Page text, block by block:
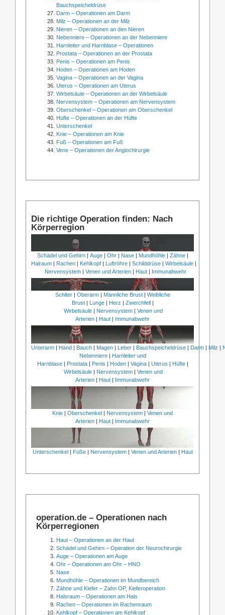
Bauchspeicheldrüse
Darm – Operationen am Darm
Milz – Operationen an der Milz
Nieren – Operationen an den Nieren
Nebenniere – Operationen an der Nebenniere
Harnleiter und Harnblase – Operationen
Prostata – Operationen an der Prostata
Penis – Operationen am Penis
Hoden – Operationen am Hoden
Vagina – Operationen an der Vagina
Uterus – Operationen am Uterus
Wirbelsäule – Operationen an der Wirbelsäule
Nervensystem – Operationen am Nervensystem
Oberschenkel – Operationen am Oberschenkel
Hüfte – Operationen an der Hüfte
Unterschenkel
Knie – Operationen am Knie
Fuß – Operationen am Fuß
Vene – Operationen der Angiochirurgie
Die richtige Operation finden: Nach
Körperregion
Schädel und Gehirn| Auge| Ohr| Nase| Mundhöhle| Zähne|
Halraum | Rachen | Kehlkopf | Luftröhre | Schilddrüse | Wirbelsäule |
Nervensystem | Venen und Arterien | Haut | Immunabwehr
Schlter| Oberarm| Männliche Brust| Weibliche
Brust| Lunge| Herz Zwerchfell
Wirbelsäule
Nervensystem
Venen und
Arterien
Haut Immunabwehr
Unterarm Hand Bauch Magen Leber Bauchspeicheldrüse Darm Milz
Nebenniere|
Harnleiter und
Harnblase| Prostata| Penis Hoden| Vagina| Uterus Hüfte|
Wirbelsäule
Nervensystem
Venen und
Arterien
Haut Immunabwehr
Knie | Oberschenkel | Nervensystem | Venen und
Arterien | Haut | Immunabwehr
Unterschenkel| Füße| Nervensystem| Venen und Arterien| Haut
operation.de – Operationen nach
Körperregionen
Haut – Operationen an der Haut
Schädel und Gehirn – Operation der Neurochirurgie
Auge – Operationen am Auge
Ohr – Operationen am Ohr – HNO
Nase
Mundhöhle – Operationen im Mundbereich
Zähne und Kiefer – Zahn OP, Kieferoperation
Halsraum – Operationen am Hals
Rachen – Operationen im Rachenraum
Kehlkopf – Operationen am Kehlkopf